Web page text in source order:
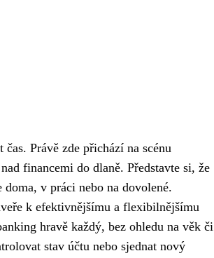
Právě zde přichází na scénu
financemi do dlaně. Představte si, že
v práci nebo na dovolené.
k efektivnějšímu a flexibilnějšímu
hravě každý, bez ohledu na věk či
stav účtu nebo sjednat nový